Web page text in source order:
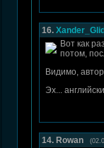
16.
Вот как
потом,
Видимо,
Эх...
14. Rowan